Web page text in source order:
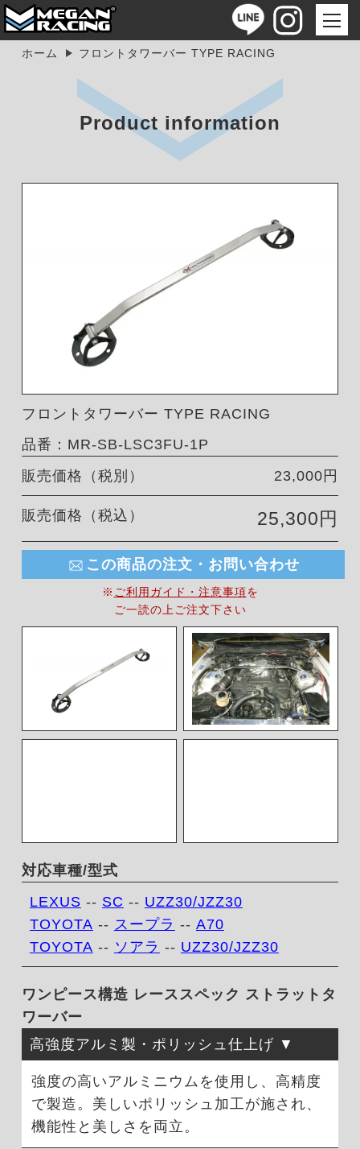
ホーム フロントタワーバー TYPE RACING
Product information
フロントタワーバー TYPE RACING
品番：MR-SB-LSC3FU-1P
販売価格（税別）
23,000円
販売価格（税込） 25,300円
この商品の注文・お問い合わせ
※ ご利用ガイド・注意事項を
ご一読の上ご注文下さい
対応車種/型式
LEXUS -- SC -- UZZ30/JZZ30
TOYOTA -- スープラ -- A70
TOYOTA -- ソアラ -- UZZ30/JZZ30
ワンピース構造 レーススペック ストラットタ
ワーバー
高強度アルミ製・ポリッシュ仕上げ
強度の高いアルミニウムを使用し、高精度
で製造。美しいポリッシュ加工が施され、
機能性と美しさを両立。